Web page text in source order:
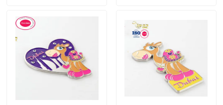
ビデオ
企業情報